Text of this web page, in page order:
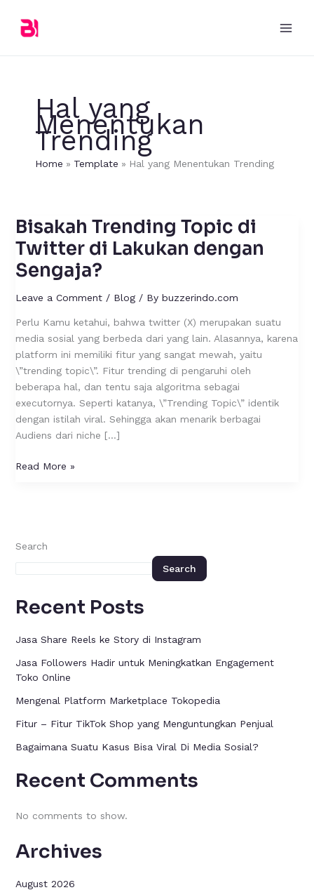
content
Hal yang
Menentukan
Trending
Home Template Hal yang Menentukan Trending
Bisakah Trending Topic di
Twitter di Lakukan dengan
Sengaja?
Leave a Comment / Blog/ By buzzerindo.com
Perlu Kamu ketahui, bahwa twitter (X) merupakan suatu
media sosial yang berbeda dari yang lain. Alasannya, karena
platform ini memiliki fitur yang sangat mewah, yaitu
\”trending topic\”. Fitur trending di pengaruhi oleh
beberapa hal, dan tentu saja algoritma sebagai
executornya. Seperti katanya, \”Trending Topic\” identik
dengan istilah viral. Sehingga akan menarik berbagai
Audiens dari niche […]
Bisakah
Trending
Topic
di
di
Lakukan
dengan
Sengaja?
Read More »
Search
Search
Recent Posts
Jasa Share Reels ke Story di Instagram
Jasa Followers Hadir untuk Meningkatkan Engagement
Toko Online
Mengenal Platform Marketplace Tokopedia
Fitur – Fitur TikTok Shop yang Menguntungkan Penjual
Bagaimana Suatu Kasus Bisa Viral Di Media Sosial?
Recent Comments
No comments to show.
Archives
August 2026